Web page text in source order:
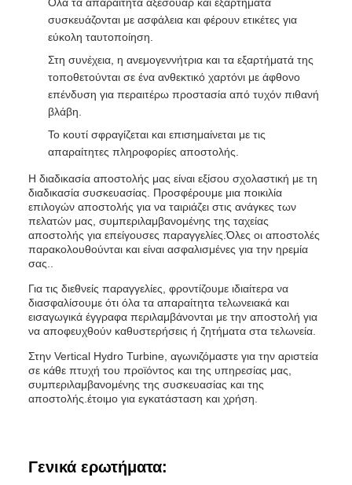
συσκευάζονται με ασφάλεια και φέρουν ετικέτες για
εύκολη ταυτοποίηση.
Στη συνέχεια, η ανεμογεννήτρια και τα εξαρτήματά της
τοποθετούνται σε ένα ανθεκτικό χαρτόνι με άφθονο
επένδυση για περαιτέρω προστασία από τυχόν πιθανή
βλάβη.
Το κουτί σφραγίζεται και επισημαίνεται με τις
απαραίτητες πληροφορίες αποστολής.
Η διαδικασία αποστολής μας είναι εξίσου σχολαστική με τη
διαδικασία συσκευασίας. Προσφέρουμε μια ποικιλία
επιλογών αποστολής για να ταιριάζει στις ανάγκες των
πελατών μας, συμπεριλαμβανομένης της ταχείας
αποστολής για επείγουσες παραγγελίες.Όλες οι αποστολές
παρακολουθούνται και είναι ασφαλισμένες για την ηρεμία
σας..
Για τις διεθνείς παραγγελίες, φροντίζουμε ιδιαίτερα να
διασφαλίσουμε ότι όλα τα απαραίτητα τελωνειακά και
εισαγωγικά έγγραφα περιλαμβάνονται με την αποστολή για
να αποφευχθούν καθυστερήσεις ή ζητήματα στα τελωνεία.
Στην Vertical Hydro Turbine, αγωνιζόμαστε για την αριστεία
σε κάθε πτυχή του προϊόντος και της υπηρεσίας μας,
συμπεριλαμβανομένης της συσκευασίας και της
αποστολής.έτοιμο για εγκατάσταση και χρήση.
Γενικά ερωτήματα: